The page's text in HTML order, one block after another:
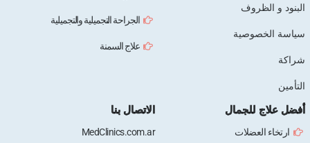
البنود و الظروف
سياسة الخصوصية
شراكة
التأمين
الجراحة التجميلية والتجميلية
علاج السمنة
أفضل علاج للجمال
ارتخاء العضلات
الاتصال بنا
MedClinics.com.ar